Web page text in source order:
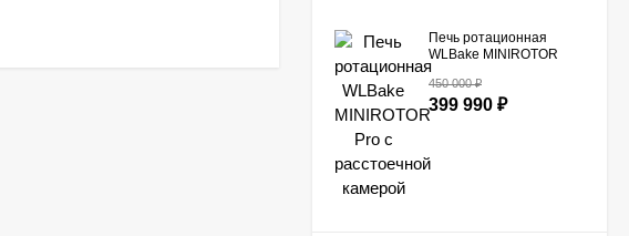
Печь ротационная
WLBake MINIROTOR
Pro с расстоечной
камерой
450 000₽
399 990 ₽